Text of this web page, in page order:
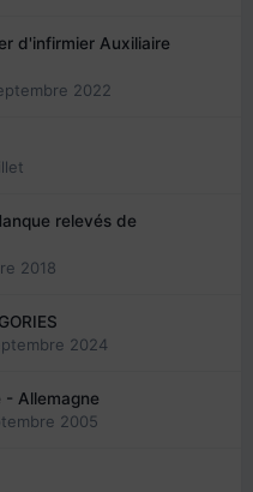
d'infirmier Auxiliaire
2022
relevés de
2018
2024
Allemagne
2005